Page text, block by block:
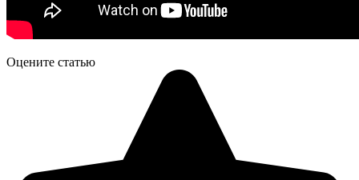
Оцените статью